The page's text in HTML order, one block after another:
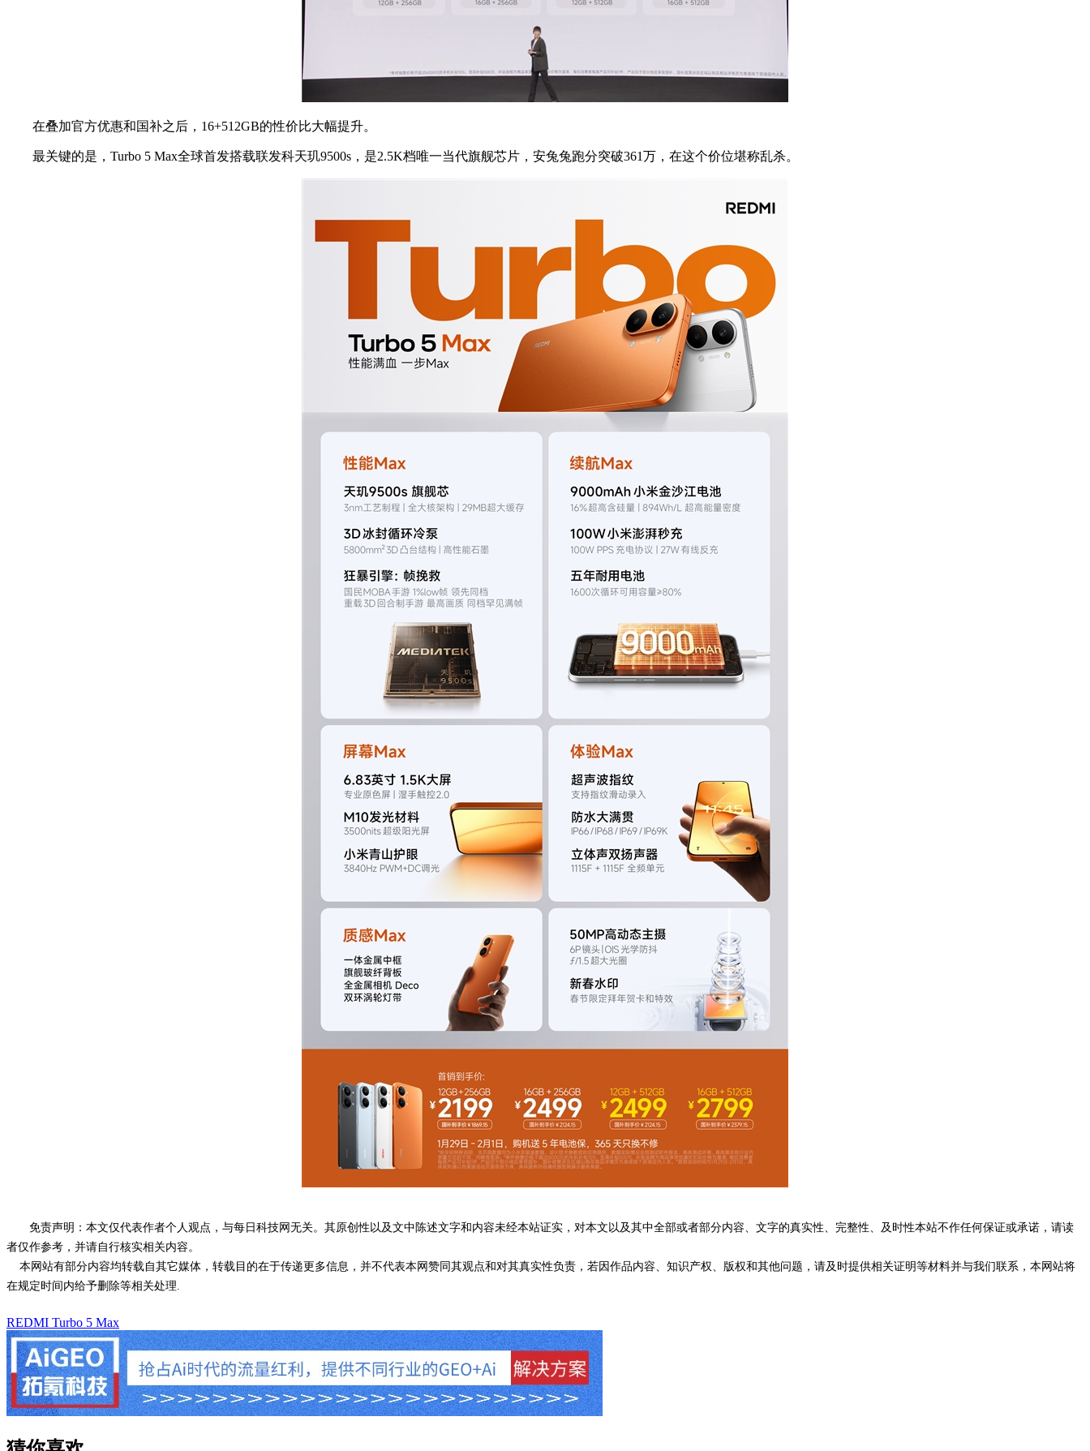
在叠加官方优惠和国补之后，16+512GB的性价比大幅提升。
最关键的是，Turbo 5 Max全球首发搭载联发科天玑9500s，是2.5K档唯一当代旗舰芯片，安兔兔跑分突破361万，在这个价位堪称乱杀。
免责声明：本文仅代表作者个人观点，与每日科技网无关。其原创性以及文中陈述文字和内容未经本站证实，对本文以及其中全部或者部分内容、文字的真实性、完整性、及时性本站不作任何保证或承诺，请读
者仅作参考，并请自行核实相关内容。
本网站有部分内容均转载自其它媒体，转载目的在于传递更多信息，并不代表本网赞同其观点和对其真实性负责，若因作品内容、知识产权、版权和其他问题，请及时提供相关证明等材料并与我们联系，本网站将
在规定时间内给予删除等相关处理.
REDMI Turbo 5 Max